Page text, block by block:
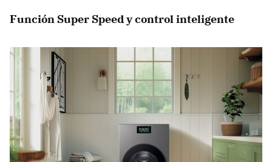
Función Super Speed y control inteligente